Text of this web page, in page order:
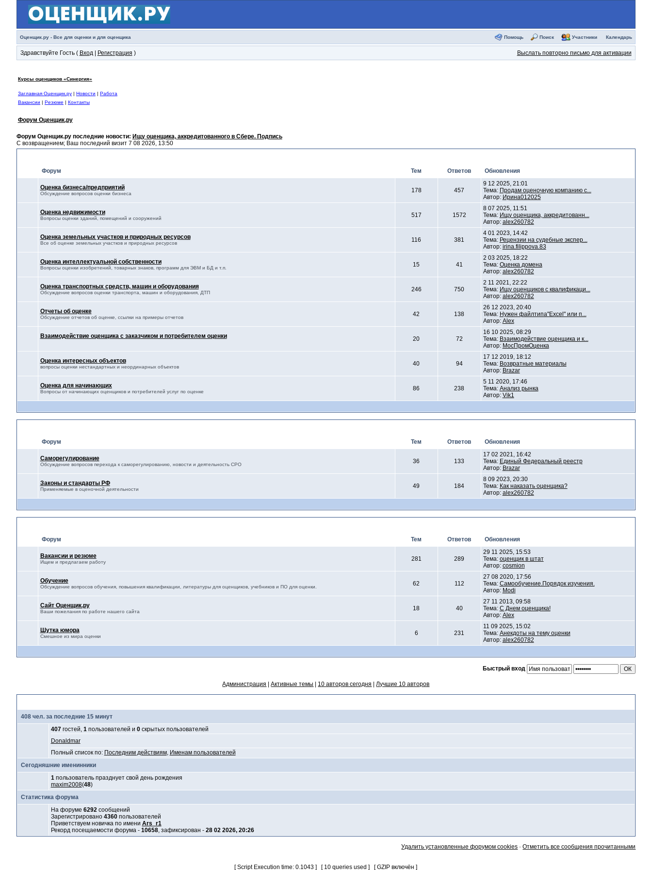
Оценщик.ру - Все для оценки и для оценщика Помощь Поиск Участники Календарь
Здравствуйте Гость ( Вход| Регистрация ) Выслать повторно письмо для активации
Курсы оценщиков «Синергия»
Заглавная Оценщик.ру| Новости | Работа
Вакансии | Резюме | Контакты
Форум Оценщик.ру
Форум Оценщик.ру последние новости: Ищу оценщика, аккредитованного в Сбере. Подпись
С возвращением; Ваш последний визит 7 08 2026, 13:50
Форум Тем Ответов Обновления
Оценка бизнеса/предприятий
Обсуждение вопросов оценки бизнеса 178 457
9 12 2025, 21:01
Тема: Продам оценочную компанию с...
Автор: Ирина012025
Оценка недвижимости
Вопросы оценки зданий, помещений и сооружений 517 1572
8 07 2025, 11:51
Тема: Ищу оценщика, аккредитованн...
Автор: alex260782
Оценка земельных участков и природных ресурсов
Все об оценке земельных участков и природных ресурсов 116 381
4 01 2023, 14:42
Тема: Рецензии на судебные экспер...
Автор: irina.filippova.83
Оценка интеллектуальной собственности
Вопросы оценки изобретений, товарных знаков, программ для ЭВМ и БД и т.п. 15 41
2 03 2025, 18:22
Тема: Оценка домена
Автор: alex260782
Оценка транспортных средств, машин и оборудования
Обсуждение вопросов оценки транспорта, машин и оборудования, ДТП 246 750
2 11 2021, 22:22
Тема: Ищу оценщиков с квалификаци...
Автор: alex260782
Отчеты об оценке
Обсуждение отчетов об оценке, ссылки на примеры отчетов 42 138
26 12 2023, 20:40
Тема: Нужен файлтипа"Excel" или п...
Автор: Alex
Взаимодействие оценщика с заказчиком и потребителем оценки 20 72
16 10 2025, 08:29
Тема: Взаимодействие оценщика и к...
Автор: МосПромОценка
Оценка интересных объектов
вопросы оценки нестандартных и неординарных объектов 40 94
17 12 2019, 18:12
Тема: Возвратные материалы
Автор: Brazar
Оценка для начинающих
Вопросы от начинающих оценщиков и потребителей услуг по оценке 86 238
5 11 2020, 17:46
Тема: Анализ рынка
Автор: Vik1
Форум Тем Ответов Обновления
Саморегулирование
Обсуждение вопросов перехода к саморегулированию, новости и деятельность СРО 36 133
17 02 2021, 16:42
Тема: Единый Федеральный реестр
Автор: Brazar
Законы и стандарты РФ
Применяемые в оценочной деятельности 49 184
8 09 2023, 20:30
Тема: Как наказать оценщика?
Автор: alex260782
Форум Тем Ответов Обновления
Вакансии и резюме
Ищем и предлагаем работу 281 289
29 11 2025, 15:53
Тема: оценщик в штат
Автор: cosmion
Обучение
Обсуждение вопросов обучения, повышения квалификации, литературы для оценщиков, учебников и ПО для оценки. 62 112
27 08 2020, 17:56
Тема: Самообучение.Порядок изучения.
Автор: Modi
Сайт Оценщик.ру
Ваши пожелания по работе нашего сайта 18 40
27 11 2013, 09:58
Тема: С Днем оценщика!
Автор: Alex
Шутка юмора
Смешное из мира оценки 6 231
11 09 2025, 15:02
Тема: Анекдоты на тему оценки
Автор: alex260782
Быстрый вход
Администрация |Активные темы 10 авторов сегодня |Лучшие 10 авторов
408 чел. за последние 15 минут
407гостей, 1пользователей и 0скрытых пользователей
Donaldmar
Полный список по: Последним действиям, Именам пользователей
Сегодняшние именинники
1пользователь празднует свой день рождения
maxim2008(48)
Статистика форума
На форуме 6292сообщений
Зарегистрировано 4360пользователей
Приветствуем новичка по имени Ars_r1
Рекорд посещаемости форума - 10658, зафиксирован - 28 02 2026, 20:26
Удалить установленные форумом cookies ·Отметить все сообщения прочитанными
[ Script Execution time: 0.1043 ] [ 10 queries used ] [ GZIP включён ]